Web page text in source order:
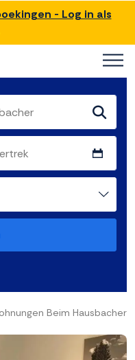
- Log in als
Beim Hausbacher